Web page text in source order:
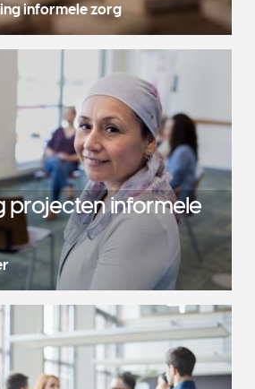
informele zorg
projecten informele